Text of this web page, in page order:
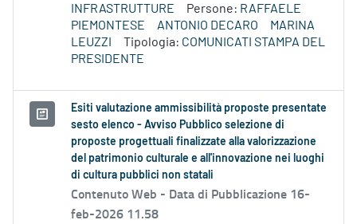
INFRASTRUTTURE
Persone: RAFFAELE
PIEMONTESE
ANTONIO DECARO
MARINA
LEUZZI
Tipologia: COMUNICATI STAMPA DEL
PRESIDENTE
Esiti valutazione ammissibilità proposte presentate
sesto elenco - Avviso Pubblico selezione di
proposte progettuali finalizzate alla valorizzazione
del patrimonio culturale e all'innovazione nei luoghi
di cultura pubblici non statali
Contenuto Web - Data di Pubblicazione 16-
feb-2026 11.58